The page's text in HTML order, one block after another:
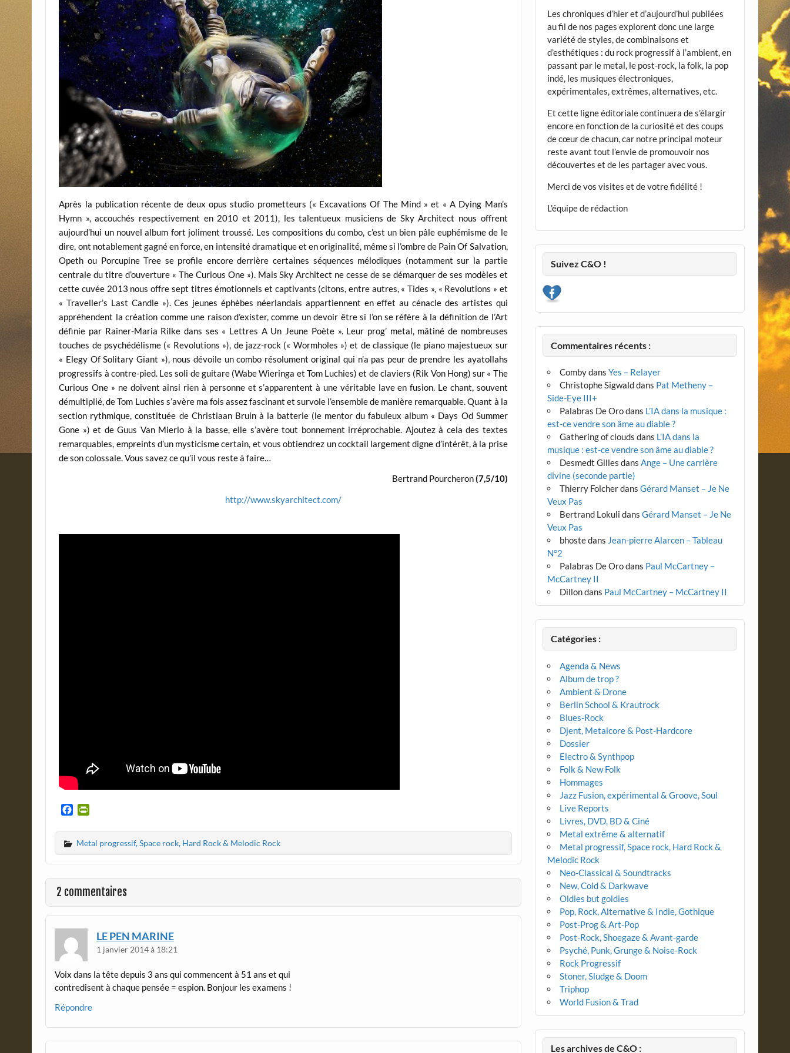
Après la publication récente de deux opus studio prometteurs (« Excavations Of The Mind » et « A Dying Man’s
Hymn », accouchés respectivement en 2010 et 2011), les talentueux musiciens de Sky Architect nous offrent
aujourd’hui un nouvel album fort joliment troussé. Les compositions du combo, c’est un bien pâle euphémisme de le
dire, ont notablement gagné en force, en intensité dramatique et en originalité, même si l’ombre de Pain Of Salvation,
Opeth ou Porcupine Tree se profile encore derrière certaines séquences mélodiques (notamment sur la partie
centrale du titre d’ouverture « The Curious One »). Mais Sky Architect ne cesse de se démarquer de ses modèles et
cette cuvée 2013 nous offre sept titres émotionnels et captivants (citons, entre autres, « Tides », « Revolutions » et
« Traveller’s Last Candle »). Ces jeunes éphèbes néerlandais appartiennent en effet au cénacle des artistes qui
appréhendent la création comme une raison d’exister, comme un devoir être si l’on se réfère à la définition de l’Art
définie par Rainer-Maria Rilke dans ses « Lettres A Un Jeune Poète ». Leur prog’ metal, mâtiné de nombreuses
touches de psychédélisme (« Revolutions »), de jazz-rock (« Wormholes ») et de classique (le piano majestueux sur
« Elegy Of Solitary Giant »), nous dévoile un combo résolument original qui n’a pas peur de prendre les ayatollahs
progressifs à contre-pied. Les soli de guitare (Wabe Wieringa et Tom Luchies) et de claviers (Rik Von Hong) sur « The
Curious One » ne doivent ainsi rien à personne et s’apparentent à une véritable lave en fusion. Le chant, souvent
démultiplié, de Tom Luchies s’avère ma fois assez fascinant et survole l’ensemble de manière remarquable. Quant à la
section rythmique, constituée de Christiaan Bruin à la batterie (le mentor du fabuleux album « Days Od Summer
Gone ») et de Guus Van Mierlo à la basse, elle s’avère tout bonnement irréprochable. Ajoutez à cela des textes
remarquables, empreints d’un mysticisme certain, et vous obtiendrez un cocktail largement digne d’intérêt, à la prise
de son colossale. Vous savez ce qu’il vous reste à faire…
Bertrand Pourcheron(7,5/10)
http://www.skyarchitect.com/
c
e
b
o
o
k
i
n
t
F
r
i
n
Metal progressif, Space rock, Hard Rock & Melodic Rock
2 commentaires
LE PEN MARINE
1 janvier 2014 à 18:21
Voix dans la tête depuis 3 ans qui commencent à 51 ans et qui
contredisent à chaque pensée = espion. Bonjour les examens !
Répondre
Les chroniques d’hier et d’aujourd’hui publiées
au fil de nos pages explorent donc une large
variété de styles, de combinaisons et
d’esthétiques : du rock progressif à l’ambient, en
passant par le metal, le post-rock, la folk, la pop
indé, les musiques électroniques,
expérimentales, extrêmes, alternatives, etc.
Et cette ligne éditoriale continuera de s’élargir
encore en fonction de la curiosité et des coups
de cœur de chacun, car notre principal moteur
reste avant tout l’envie de promouvoir nos
découvertes et de les partager avec vous.
Merci de vos visites et de votre fidélité !
L’équipe de rédaction
Suivez C&O !
Commentaires récents :
CombydansYes – Relayer
Christophe Sigwalddans Pat Metheny –
Side-Eye III+
Palabras De Orodans L’IA dans la musique :
est-ce vendre son âme au diable ?
Gathering of clouds dans L’IA dans la
musique : est-ce vendre son âme au diable ?
Desmedt Gilles dansAnge – Une carrière
divine (seconde partie)
Thierry FolcherdansGérard Manset – Je Ne
Veux Pas
Bertrand Lokuli dansGérard Manset – Je Ne
Veux Pas
bhostedans Jean-pierre Alarcen – Tableau
N°2
Palabras De Orodans Paul McCartney –
McCartney II
Dillondans Paul McCartney – McCartney II
Catégories :
Agenda & News
Album de trop ?
Ambient & Drone
Berlin School & Krautrock
Blues-Rock
Djent, Metalcore & Post-Hardcore
Dossier
Electro & Synthpop
Folk & New Folk
Hommages
Jazz Fusion, expérimental & Groove, Soul
Live Reports
Livres, DVD, BD & Ciné
Metal extrême & alternatif
Metal progressif, Space rock, Hard Rock &
Melodic Rock
Neo-Classical & Soundtracks
New, Cold & Darkwave
Oldies but goldies
Pop, Rock, Alternative & Indie, Gothique
Post-Prog & Art-Pop
Post-Rock, Shoegaze & Avant-garde
Psyché, Punk, Grunge & Noise-Rock
Rock Progressif
Stoner, Sludge & Doom
Triphop
World Fusion & Trad
Les archives de C&O :